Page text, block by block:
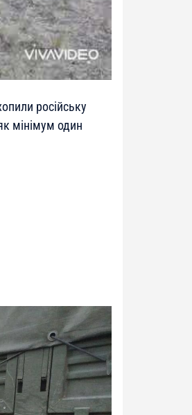
російську
мінімум один